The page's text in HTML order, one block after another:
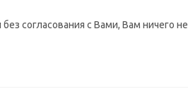
согласования с Вами, Вам ничего не